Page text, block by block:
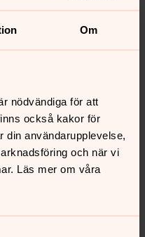
Om
nödvändiga för att
också kakor för
din användarupplevelse,
och när vi
Läs mer om våra
Oscars församling
dig i vilka som är
hjälper
stiftelser:
15/5-15/8)